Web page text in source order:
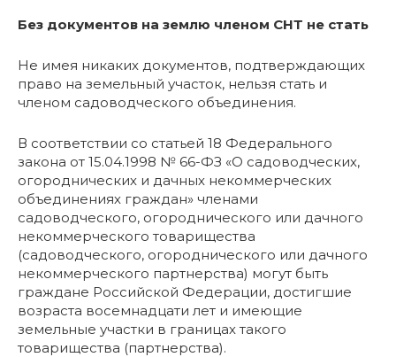
Без документов на землю членом СНТ не стать
Не имея никаких документов, подтверждающих
право на земельный участок, нельзя стать и
членом садоводческого объединения.
В соответствии со статьей 18 Федерального
закона от 15.04.1998 № 66-ФЗ «О садоводческих,
огороднических и дачных некоммерческих
объединениях граждан» членами
садоводческого, огороднического или дачного
некоммерческого товарищества
(садоводческого, огороднического или дачного
некоммерческого партнерства) могут быть
граждане Российской Федерации, достигшие
возраста восемнадцати лет и имеющие
земельные участки в границах такого
товарищества (партнерства).